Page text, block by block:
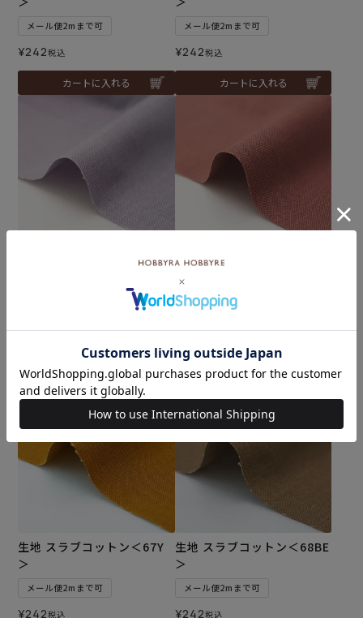
メール便2mまで可
¥242税込
カートに入れる
メール便2mまで可
¥242税込
カートに入れる
生地 スラブコットン＜61L
¥242税込
生地 スラブコットン＜63P
＞
メール便2mまで可
¥242税込
カートに入れる
生地 スラブコットン＜67Y
＞
メール便2mまで可
¥242税込
生地 スラブコットン＜68BE
＞
メール便2mまで可
¥242税込